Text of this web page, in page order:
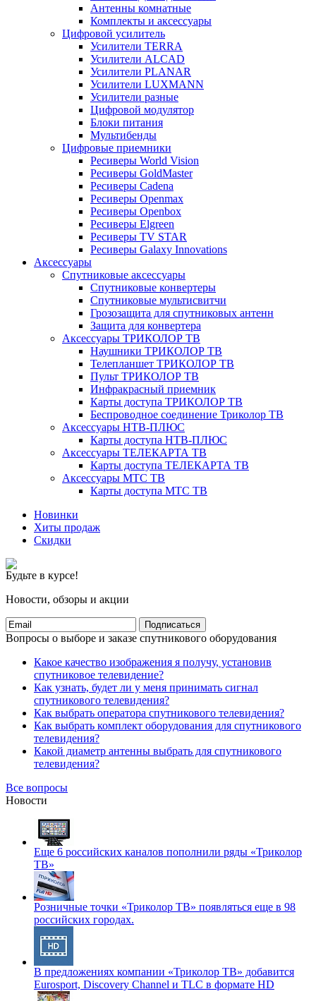
Антенны комнатные
Комплекты и аксессуары
Цифровой усилитель
Усилители TERRA
Усилители ALCAD
Усилители PLANAR
Усилители LUXMANN
Усилители разные
Цифровой модулятор
Блоки питания
Мультибенды
Цифровые приемники
Ресиверы World Vision
Ресиверы GoldMaster
Ресиверы Cadena
Ресиверы Openmax
Ресиверы Openbox
Ресиверы Elgreen
Ресиверы TV STAR
Ресиверы Galaxy Innovations
Аксессуары
Спутниковые аксессуары
Спутниковые конвертеры
Спутниковые мультисвитчи
Грозозащита для спутниковых антенн
Защита для конвертера
Аксессуары ТРИКОЛОР ТВ
Наушники ТРИКОЛОР ТВ
Телепланшет ТРИКОЛОР ТВ
Пульт ТРИКОЛОР ТВ
Инфракрасный приемник
Карты доступа ТРИКОЛОР ТВ
Беспроводное соединение Триколор ТВ
Аксессуары НТВ-ПЛЮС
Карты доступа НТВ-ПЛЮС
Аксессуары ТЕЛЕКАРТА ТВ
Карты доступа ТЕЛЕКАРТА ТВ
Аксессуары МТС ТВ
Карты доступа МТС ТВ
Новинки
Хиты продаж
Скидки
Будьте в курсе!
Новости, обзоры и акции
Подписаться
Вопросы о выборе и заказе спутникового оборудования
Какое качество изображения я получу, установив
спутниковое телевидение?
Как узнать, будет ли у меня принимать сигнал
спутникового телевидения?
Как выбрать оператора спутникового телевидения?
Как выбрать комплект оборудования для спутникового
телевидения?
Какой диаметр антенны выбрать для спутникового
телевидения?
Все вопросы
Новости
Еще 6 российских каналов пополнили ряды «Триколор
ТВ»
Розничные точки «Триколор ТВ» появляться еще в 98
российских городах.
В предложениях компании «Триколор ТВ» добавится
Eurosport, Discovery Channel и TLC в формате HD